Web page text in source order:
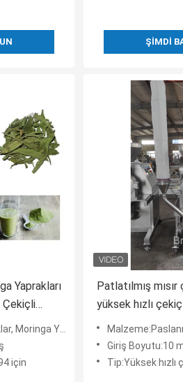
ŞIMDI
Yaprakları
Çekiçli
Yüksek Hızlı Çekiçli Değirmen
için
Patlatılmış mısır
yüksek hızlı
kimyasal toz
toz işleme
Giriş Boyutu:10
Tip:Yüksek hızlı